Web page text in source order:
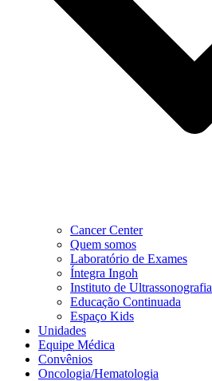
Cancer Center
Quem somos
Laboratório de Exames
Íntegra Ingoh
Instituto de Ultrassonografia
Educação Continuada
Espaço Kids
Unidades
Equipe Médica
Convênios
Oncologia/Hematologia